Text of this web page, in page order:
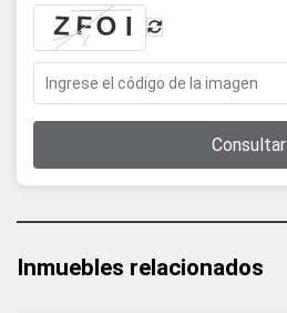
Consultar
Inmuebles relacionados